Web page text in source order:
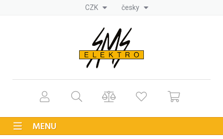
CZK česky
MENU